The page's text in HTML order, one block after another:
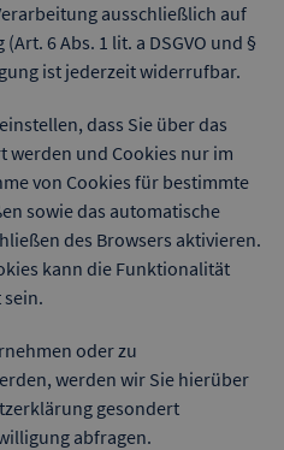
ausschließlich auf
6 Abs. 1 lit. a DSGVO und §
ist jederzeit widerrufbar.
dass Sie über das
werden und Cookies nur im
von Cookies für bestimmte
sowie das automatische
des Browsers aktivieren.
kann die Funktionalität
oder zu
werden wir Sie hierüber
gesondert
abfragen.